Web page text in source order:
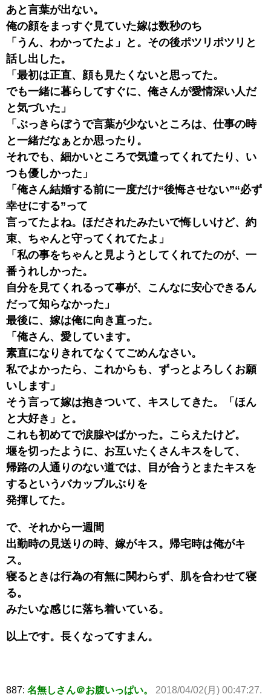
あと言葉が出ない。
俺の顔をまっすぐ見ていた嫁は数秒のち
「うん、わかってたよ」と。その後ポツリポツリと
話し出した。
「最初は正直、顔も見たくないと思ってた。
でも一緒に暮らしてすぐに、俺さんが愛情深い人だ
と気づいた」
「ぶっきらぼうで言葉が少ないところは、仕事の時
と一緒だなぁとか思ったり。
それでも、細かいところで気遣ってくれてたり、い
つも優しかった」
「俺さん結婚する前に一度だけ“後悔させない”“必ず
幸せにする”って
言ってたよね。ほだされたみたいで悔しいけど、約
束、ちゃんと守ってくれてたよ」
「私の事をちゃんと見ようとしてくれてたのが、一
番うれしかった。
自分を見てくれるって事が、こんなに安心できるん
だって知らなかった」
最後に、嫁は俺に向き直った。
「俺さん、愛しています。
素直になりきれてなくてごめんなさい。
私でよかったら、これからも、ずっとよろしくお願
いします」
そう言って嫁は抱きついて、キスしてきた。「ほん
と大好き」と。
これも初めてで涙腺やばかった。こらえたけど。
堰を切ったように、お互いたくさんキスをして、
帰路の人通りのない道では、目が合うとまたキスを
するというバカップルぶりを
発揮してた。
で、それから一週間
出勤時の見送りの時、嫁がキス。帰宅時は俺がキ
ス。
寝るときは行為の有無に関わらず、肌を合わせて寝
る。
みたいな感じに落ち着いている。
以上です。長くなってすまん。
887: 名無しさん＠お腹いっぱい。
2018/04/02(月) 00:47:27.